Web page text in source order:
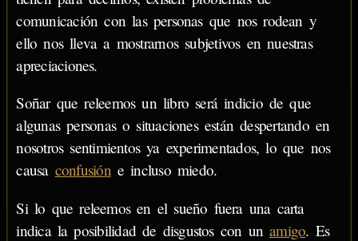
comunicación con las personas que nos rodean y
ello nos lleva a mostrarnos subjetivos en nuestras
apreciaciones.
Soñar que releemos un libro será indicio de que
algunas personas o situaciones están despertando en
nosotros sentimientos ya experimentados, lo que nos
causa confusióne incluso miedo.
Si lo que releemos en el sueño fuera una carta
indica la posibilidad de disgustos con unamigo. Es